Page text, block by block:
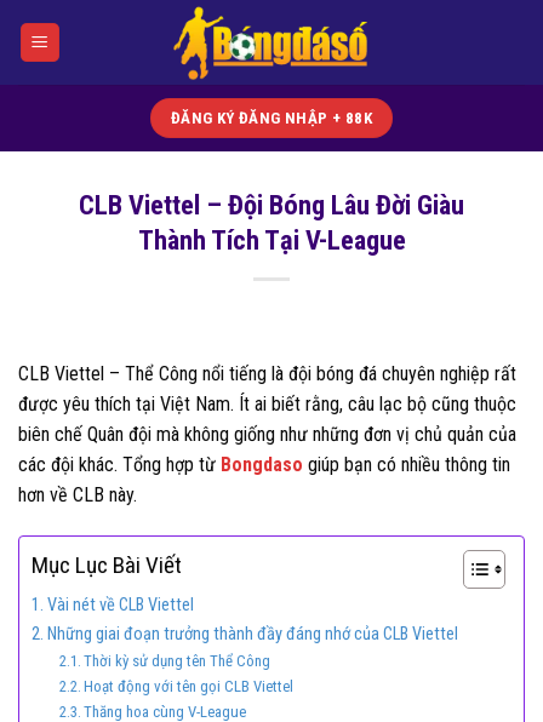
ĐĂNG KÝ ĐĂNG NHẬP + 88K
CLB Viettel – Đội Bóng Lâu Đời Giàu
Thành Tích Tại V-League
CLB Viettel – Thể Công nổi tiếng là đội bóng đá chuyên nghiệp rất
được yêu thích tại Việt Nam. Ít ai biết rằng, câu lạc bộ cũng thuộc
biên chế Quân đội mà không giống như những đơn vị chủ quản của
các đội khác. Tổng hợp từ Bongdaso giúp bạn có nhiều thông tin
hơn về CLB này.
Mục Lục Bài Viết
Vài nét về CLB Viettel
Những giai đoạn trưởng thành đầy đáng nhớ của CLB Viettel
Thời kỳ sử dụng tên Thể Công
Hoạt động với tên gọi CLB Viettel
Thăng hoa cùng V-League